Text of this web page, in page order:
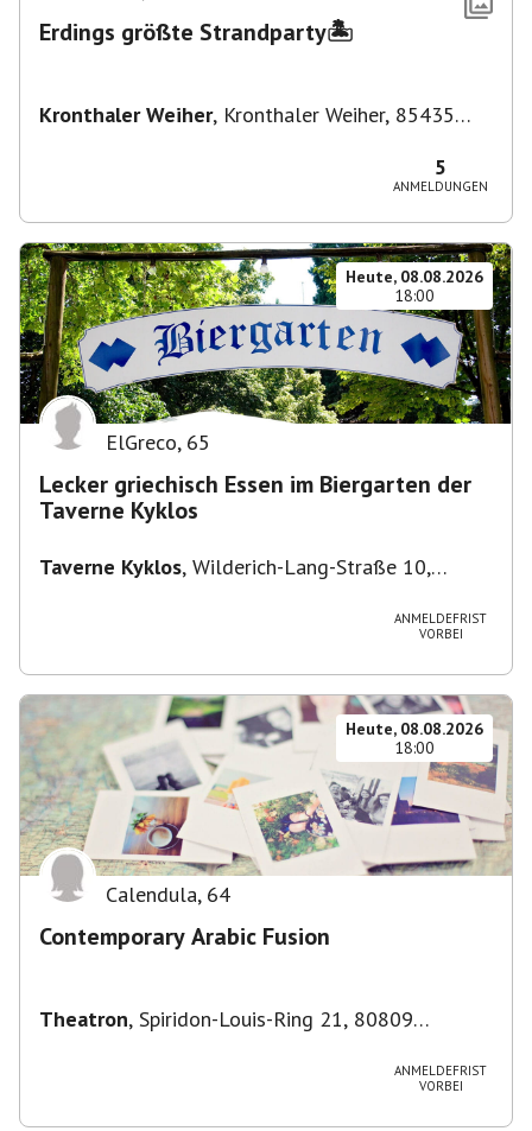
Erdings größte Strandparty🏝️
Kronthaler Weiher, Kronthaler Weiher, 85435
5
ANMELDUNGEN
Heute, 08.08.2026
18:00
ElGreco, 65
Lecker griechisch Essen im Biergarten der
Taverne Kyklos
Taverne Kyklos, Wilderich-Lang-Straße 10,
ANMELDEFRIST
VORBEI
Heute, 08.08.2026
18:00
Calendula, 64
Contemporary Arabic Fusion
Theatron, Spiridon-Louis-Ring 21, 80809
ANMELDEFRIST
VORBEI